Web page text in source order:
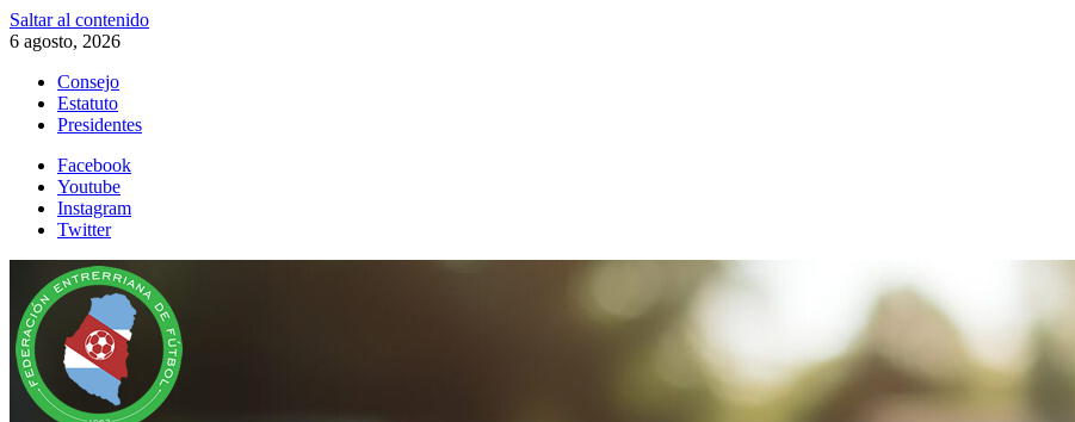
Saltar al contenido
6 agosto, 2026
Consejo
Estatuto
Presidentes
Facebook
Youtube
Instagram
Twitter